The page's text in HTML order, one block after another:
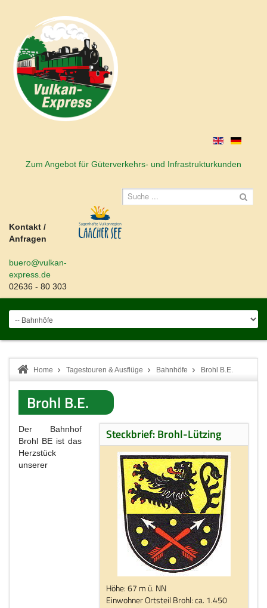
Zum Angebot für Güterverkehrs- und Infrastrukturkunden
Kontakt /
Anfragen
buero@vulkan-
express.de
02636 - 80 303
Home Tagestouren & Ausflüge Bahnhöfe Brohl B.E.
Brohl B.E.
Steckbrief: Brohl-Lützing
Höhe: 67 m ü. NN
Einwohner Ortsteil Brohl: ca. 1.450
Der Bahnhof
Brohl BE ist das
Herzstück
unserer